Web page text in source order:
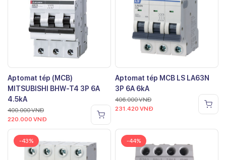
Aptomat tép (MCB)
MITSUBISHI BHW-T4 3P 6A
4.5kA
400.000VNĐ
220.000 VNĐ
Aptomat tép MCB LS LA63N
3P 6A 6kA
406.000VNĐ
231.420 VNĐ
-43% -44%